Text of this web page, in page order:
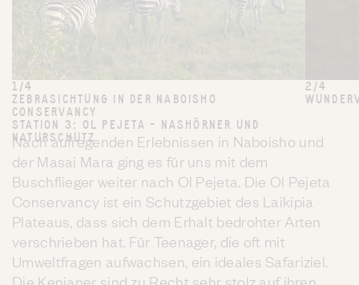
1/4
ZEBRASICHTUNG IN DER NABOISHO
CONSERVANCY
2/4
STATION 3: OL PEJETA – NASHÖRNER UND
NATURSCHUTZ
Nach aufregenden Erlebnissen in Naboisho und
der Masai Mara ging es für uns mit dem
Buschflieger weiter nach Ol Pejeta. Die Ol Pejeta
Conservancy ist ein Schutzgebiet des Laikipia
Plateaus, dass sich dem Erhalt bedrohter Arten
verschrieben hat. Für Teenager, die oft mit
Umweltfragen aufwachsen, ein ideales Safariziel.